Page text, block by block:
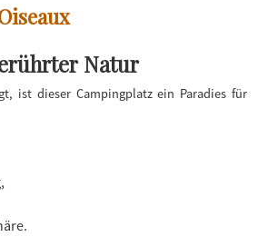
Natur
ist dieser Campingplatz ein Paradies für